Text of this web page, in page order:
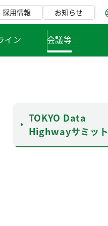
採用情報 お知らせ
イン 会議等
TOKYO Data
Highwayサミット